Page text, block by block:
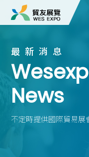
最新消息
News
不定時提供國際貿易展